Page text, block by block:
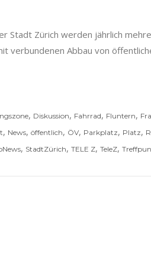
Stadt Zürich werden jährlich
verbundenen Abbau von
, Diskussion, Fahrrad, Fluntern,
, News, öffentlich, ÖV, Parkplatz, Platz,
, StadtZürich, TELE Z, TeleZ,